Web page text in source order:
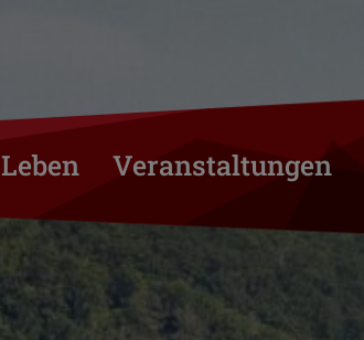
Leben Veranstaltungen